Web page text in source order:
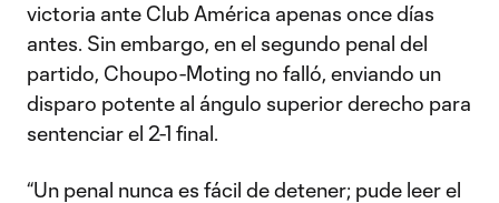
victoria ante Club América apenas once días
antes. Sin embargo, en el segundo penal del
partido, Choupo-Moting no falló, enviando un
disparo potente al ángulo superior derecho para
sentenciar el 2-1 final.
“Un penal nunca es fácil de detener; pude leer el